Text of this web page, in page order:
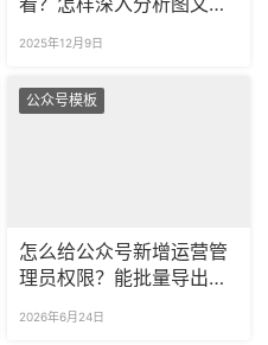
2025年12月9日
公众号模板
怎么给公众号新增运营管
理员权限？能批量导出公
2026年6月24日